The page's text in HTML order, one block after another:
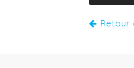
Retour